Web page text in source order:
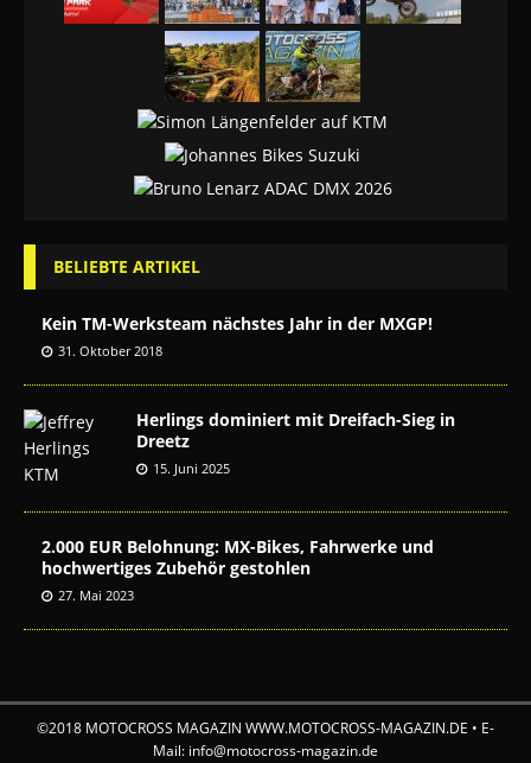
BELIEBTE ARTIKEL
Kein TM-Werksteam nächstes Jahr in der MXGP!
31. Oktober 2018
Herlings dominiert mit Dreifach-Sieg in
Dreetz
15. Juni 2025
2.000 EUR Belohnung: MX-Bikes, Fahrwerke und
hochwertiges Zubehör gestohlen
27. Mai 2023
©2018 MOTOCROSS MAGAZIN WWW.MOTOCROSS-MAGAZIN.DE • E-
Mail: info@motocross-magazin.de